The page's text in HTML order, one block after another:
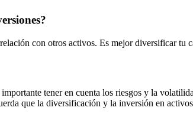
con otros activos. Es mejor diversificar tu
tener en cuenta los riesgos y la
que la diversificación y la inversión en